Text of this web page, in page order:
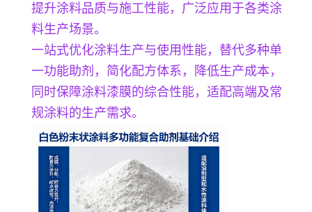
提升涂料品质与施工性能，广泛应用于各类涂
料生产场景。
一站式优化涂料生产与使用性能，替代多种单
一功能助剂，简化配方体系，降低生产成本，
同时保障涂料漆膜的综合性能，适配高端及常
规涂料的生产需求。